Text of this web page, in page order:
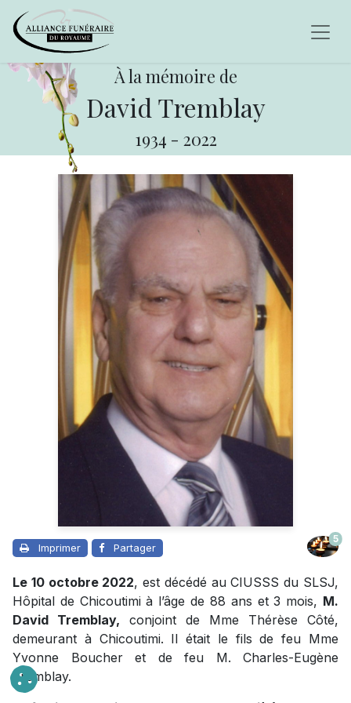
À la mémoire de
David Tremblay
1934 - 2022
Imprimer Partager
5
Le 10 octobre 2022, est décédé au CIUSSS du SLSJ,
Hôpital de Chicoutimi à l’âge de 88 ans et 3 mois, M.
David Tremblay, conjoint de Mme Thérèse Côté,
demeurant à Chicoutimi. Il était le fils de feu Mme
Yvonne Boucher et de feu M. Charles-Eugène
Tremblay.